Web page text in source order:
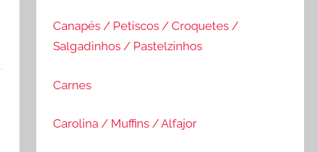
Canapés / Petiscos / Croquetes /
Salgadinhos / Pastelzinhos
Carnes
Carolina / Muffins / Alfajor